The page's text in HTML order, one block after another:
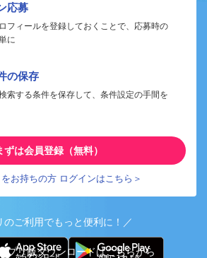
応募
フィールを登録しておくことで、応募時の
に
の保存
索する条件を保存して、条件設定の手間を
ずは会員登録（無料）
お持ちの方 ログインはこちら＞
のご利用でもっと便利に！／
プリ版ダウンロードはこちらから